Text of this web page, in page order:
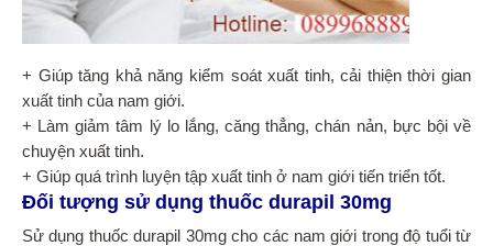
+ Giúp tăng khả năng kiểm soát xuất tinh, cải thiện thời gian
xuất tinh của nam giới.
+ Làm giảm tâm lý lo lắng, căng thẳng, chán nản, bực bội về
chuyện xuất tinh.
+ Giúp quá trình luyện tập xuất tinh ở nam giới tiến triển tốt.
Đối tượng sử dụng thuốc durapil 30mg
Sử dụng thuốc durapil 30mg cho các nam giới trong độ tuổi từ